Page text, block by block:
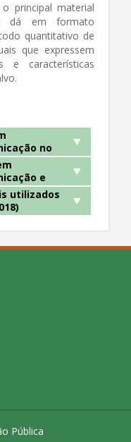
principal material
dá em formato
quantitativo de
que expressem
e características
no
e
utilizados
Pública